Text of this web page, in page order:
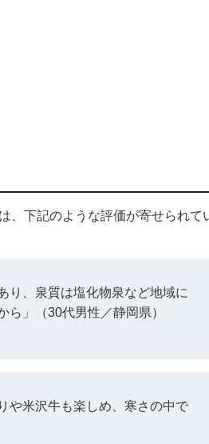
、下記のような評価が寄せられて
り、泉質は塩化物泉など地域に
」（30代男性／静岡県）
や米沢牛も楽しめ、寒さの中で